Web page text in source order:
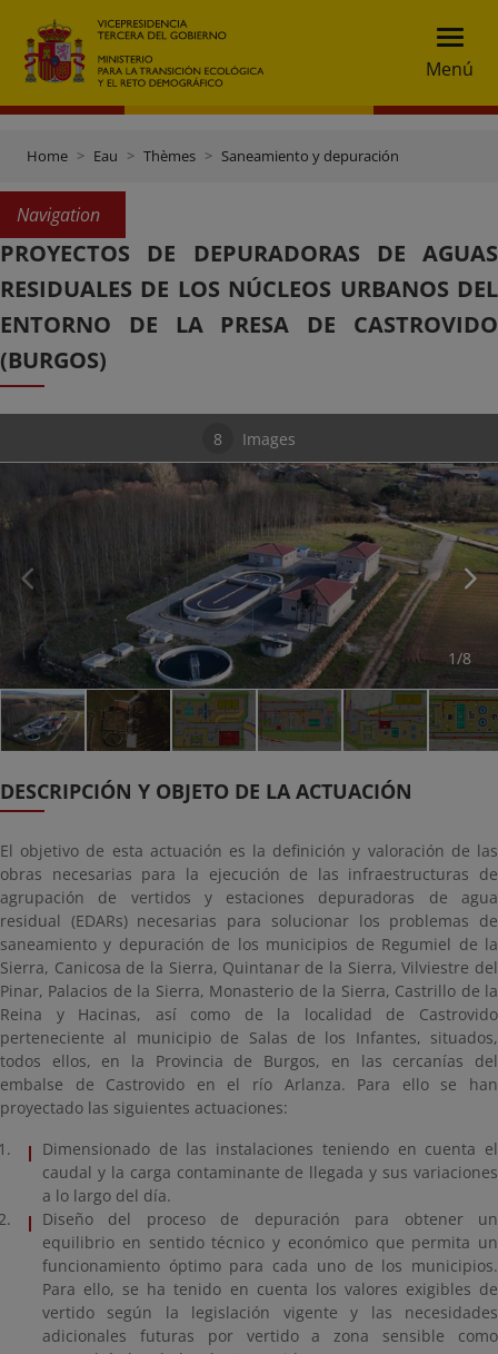
Menú
Home Eau Thèmes Saneamiento y depuración
Navigation
PROYECTOS DE DEPURADORAS DE AGUAS
RESIDUALES DE LOS NÚCLEOS URBANOS DEL
ENTORNO DE LA PRESA DE CASTROVIDO
(BURGOS)
8 Images
1/8
DESCRIPCIÓN Y OBJETO DE LA ACTUACIÓN
El objetivo de esta actuación es la definición y valoración de las
obras necesarias para la ejecución de las infraestructuras de
agrupación de vertidos y estaciones depuradoras de agua
residual (EDARs) necesarias para solucionar los problemas de
saneamiento y depuración de los municipios de Regumiel de la
Sierra, Canicosa de la Sierra, Quintanar de la Sierra, Vilviestre del
Pinar, Palacios de la Sierra, Monasterio de la Sierra, Castrillo de la
Reina y Hacinas, así como de la localidad de Castrovido
perteneciente al municipio de Salas de los Infantes, situados,
todos ellos, en la Provincia de Burgos, en las cercanías del
embalse de Castrovido en el río Arlanza. Para ello se han
proyectado las siguientes actuaciones:
Dimensionado de las instalaciones teniendo en cuenta el
caudal y la carga contaminante de llegada y sus variaciones
a lo largo del día.
Diseño del proceso de depuración para obtener un
equilibrio en sentido técnico y económico que permita un
funcionamiento óptimo para cada uno de los municipios.
Para ello, se ha tenido en cuenta los valores exigibles de
vertido según la legislación vigente y las necesidades
adicionales futuras por vertido a zona sensible como